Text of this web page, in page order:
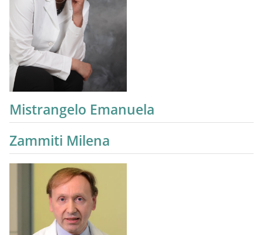
Mistrangelo Emanuela
Zammiti Milena